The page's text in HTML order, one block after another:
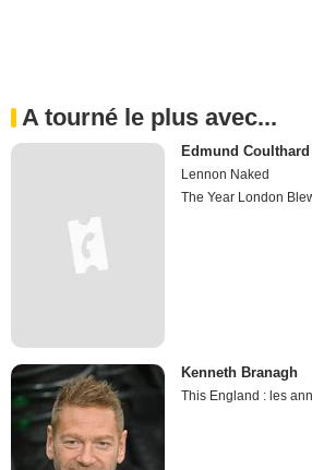
A tourné le plus avec...
Edmund Coulthard
Lennon Naked
The Year London
Kenneth Branagh
This England : les